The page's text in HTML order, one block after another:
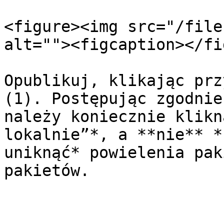
<figure><img src="/files/
alt=""><figcaption></
Opublikuj, klikając
(1). Postępując
należy koniecznie
lokalnie”*, a **nie**
uniknąć* powielenia
pakietów.